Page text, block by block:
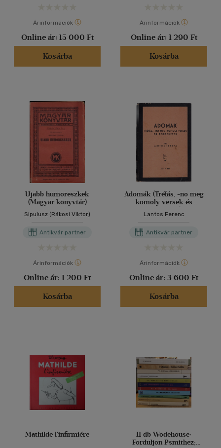
Árinformációk
Online ár: 15 000 Ft
Kosárba
Árinformációk
Online ár: 1 290 Ft
Kosárba
Ujabb humoreszkek
(Magyar könyvtár)
Sipulusz (Rákosi Viktor)
Antikvár partner
Árinformációk
Online ár: 1 200 Ft
Kosárba
Adomák (Tréfás, -no meg
komoly versek és
történetek)
Lantos Ferenc
Antikvár partner
Árinformációk
Online ár: 3 600 Ft
Kosárba
Mathilde l'infirmiére
11 db Wodehouse:
Forduljon Psmithez;